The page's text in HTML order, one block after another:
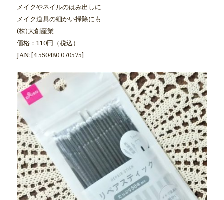
メイクやネイルのはみ出しに
メイク道具の細かい掃除にも
(株)大創産業
価格：110円（税込）
JAN:[4 550480 070575]